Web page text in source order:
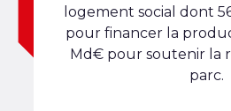
logement social dont
pour financer la
Md€ pour soutenir la
parc.